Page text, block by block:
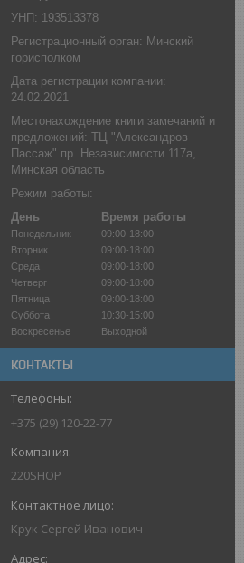
УНП: 193513378
Регистрационный орган: Минский
горисполком
Дата регистрации компании:
24.02.2021
Местонахождение книги замечаний и
предложений: ТЦ "Александров
Пассаж" пр. Независимости 117а,
Минская область
Режим работы:
День
Время работы
Понедельник
09:00-18:00
Вторник
09:00-18:00
Среда
09:00-18:00
Четверг
09:00-18:00
Пятница
09:00-18:00
Суббота
10:30-15:00
Воскресенье
Выходной
КОНТАКТЫ
+375 (29) 120-22-77
220SHOP
Крук Сергей Иванович